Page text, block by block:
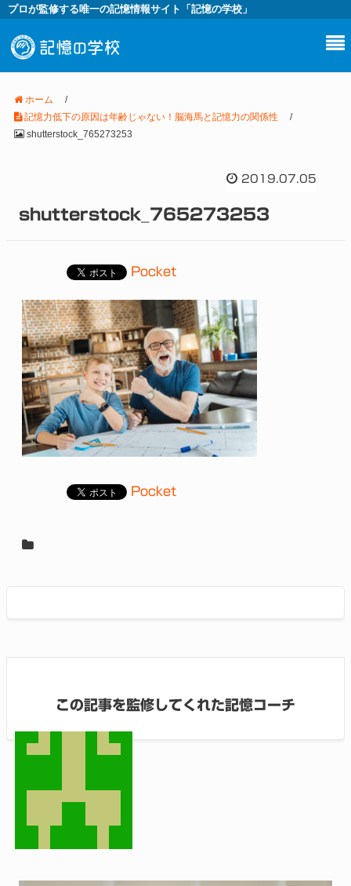
プロが監修する唯一の記憶情報サイト「記憶の学校」
ホーム
/
記憶力低下の原因は年齢じゃない！脳海馬と記憶力の関係性
/
shutterstock_765273253
2019.07.05
shutterstock_765273253
Pocket
Pocket
この記事を監修してくれた記憶コーチ